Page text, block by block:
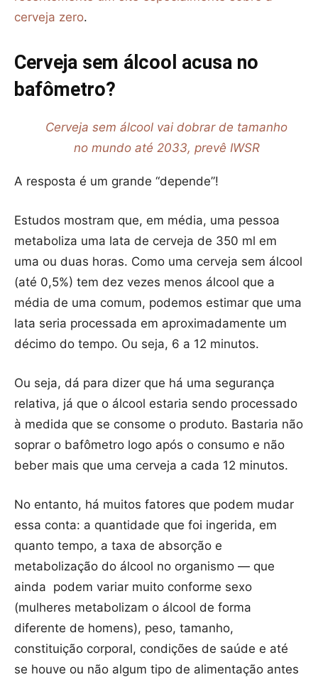
cerveja zero.
Cerveja sem álcool acusa no
bafômetro?
Cerveja sem álcool vai dobrar de tamanho
no mundo até 2033, prevê IWSR
A resposta é um grande “depende”!
Estudos mostram que, em média, uma pessoa
metaboliza uma lata de cerveja de 350 ml em
uma ou duas horas. Como uma cerveja sem álcool
(até 0,5%) tem dez vezes menos álcool que a
média de uma comum, podemos estimar que uma
lata seria processada em aproximadamente um
décimo do tempo. Ou seja, 6 a 12 minutos.
Ou seja, dá para dizer que há uma segurança
relativa, já que o álcool estaria sendo processado
à medida que se consome o produto. Bastaria não
soprar o bafômetro logo após o consumo e não
beber mais que uma cerveja a cada 12 minutos.
No entanto, há muitos fatores que podem mudar
essa conta: a quantidade que foi ingerida, em
quanto tempo, a taxa de absorção e
metabolização do álcool no organismo — que
ainda podem variar muito conforme sexo
(mulheres metabolizam o álcool de forma
diferente de homens), peso, tamanho,
constituição corporal, condições de saúde e até
se houve ou não algum tipo de alimentação antes